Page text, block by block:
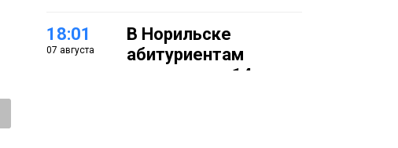
18:01
07 августа
В Норильске
абитуриентам
предлагают 14